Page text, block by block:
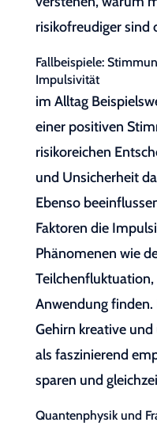
risikofreudiger sind
Fallbeispiele:
Impulsivität
im Alltag
einer positiven
risikoreichen
und Unsicherheit
Ebenso
Faktoren die
Phänomenen wie
Anwendung finden.
Gehirn kreative
als faszinierend
sparen und
Quantenphysik und